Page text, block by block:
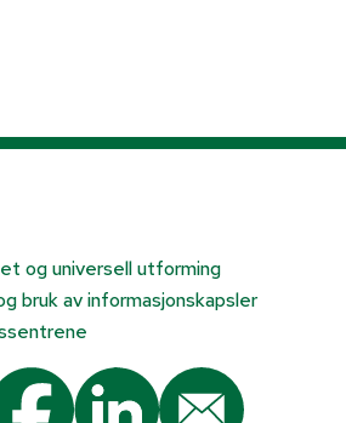
og universell utforming
bruk av informasjonskapsler